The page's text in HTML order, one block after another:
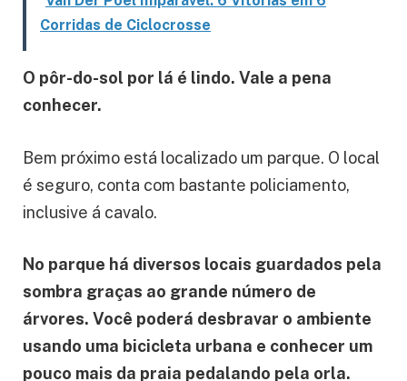
Corridas de Ciclocrosse
O pôr-do-sol por lá é lindo. Vale a pena
conhecer.
Bem próximo está localizado um parque. O local
é seguro, conta com bastante policiamento,
inclusive á cavalo.
No parque há diversos locais guardados pela
sombra graças ao grande número de
árvores. Você poderá desbravar o ambiente
usando uma bicicleta urbana e conhecer um
pouco mais da praia pedalando pela orla.